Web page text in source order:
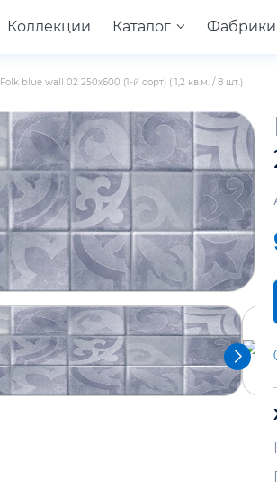
Коллекции Каталог Фабрики
Folk blue wall 02 250х600 (1-й сорт) ( 1,2 кв.м. / 8 шт.)